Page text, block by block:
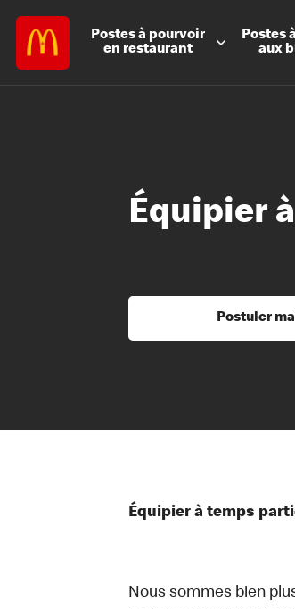
Postes à pourvoir
en restaurant
Postes à
aux
Équipier
Postuler
Équipier à temps
Nous sommes bien